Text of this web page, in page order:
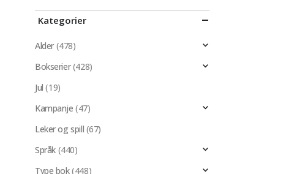
Kategorier
Alder (478)
Bokserier(428)
Jul (19)
Kampanje (47)
Leker og spill (67)
Språk (440)
Type bok(448)